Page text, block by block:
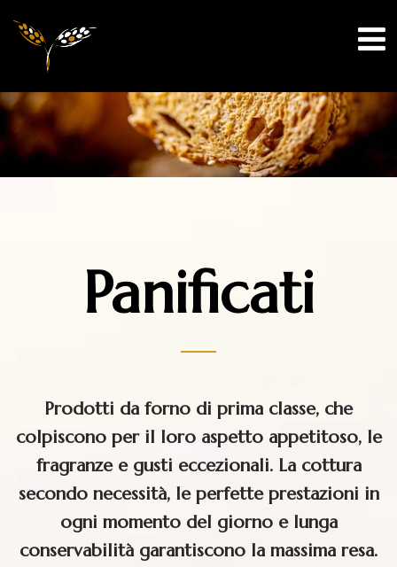
Panificati
Prodotti da forno di prima classe, che
colpiscono per il loro aspetto appetitoso, le
fragranze e gusti eccezionali. La cottura
secondo necessità, le perfette prestazioni in
ogni momento del giorno e lunga
conservabilità garantiscono la massima resa.